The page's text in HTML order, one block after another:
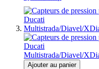
Ajouter au panier